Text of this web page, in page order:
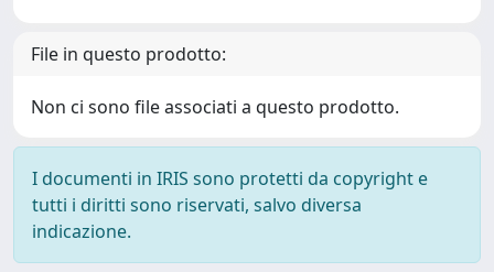
File in questo prodotto:
Non ci sono file associati a questo prodotto.
I documenti in IRIS sono protetti da copyright e
tutti i diritti sono riservati, salvo diversa
indicazione.